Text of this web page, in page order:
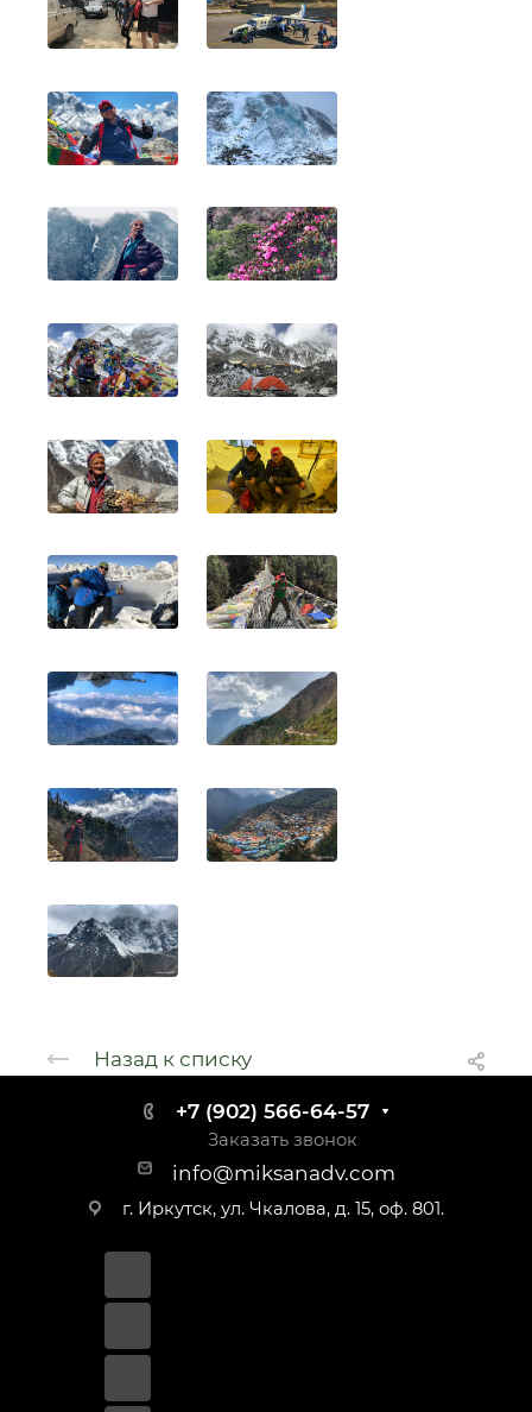
Назад к списку
+7 (902) 566-64-57
Заказать звонок
info@miksanadv.com
г. Иркутск, ул. Чкалова, д. 15, оф. 801.